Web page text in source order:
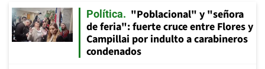
Política
"Poblacional" y "señora
de feria": fuerte cruce entre Flores y
Campillai por indulto a carabineros
condenados